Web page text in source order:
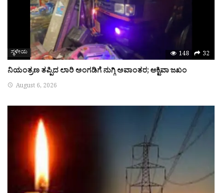
ಸ್ಥಳೀಯ 148 32
ನಿಯಂತ್ರಣ ತಪ್ಪಿದ ಲಾರಿ ಅಂಗಡಿಗೆ ನುಗ್ಗಿ ಅವಾಂತರ; ಆಕ್ಟಿವಾ ಜಖಂ
August 6, 2026